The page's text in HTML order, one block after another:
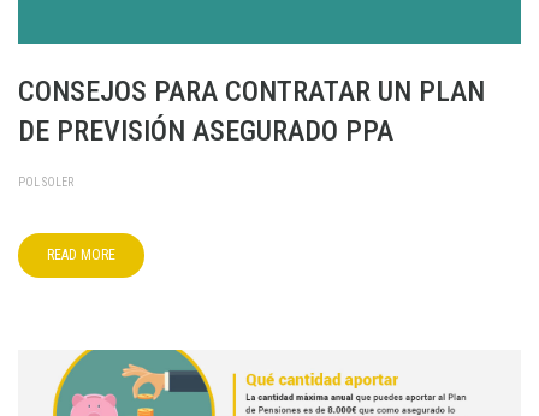
CONSEJOS PARA CONTRATAR UN PLAN
DE PREVISIÓN ASEGURADO PPA
POL SOLER
READ MORE